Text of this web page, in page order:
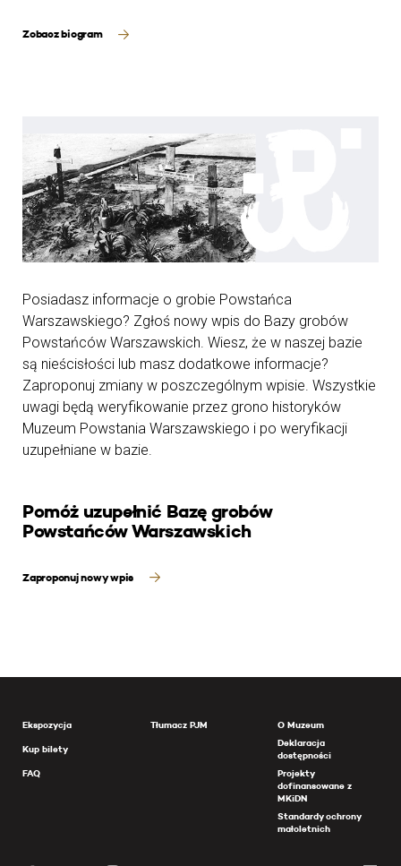
Zobacz biogram
Posiadasz informacje o grobie Powstańca
Warszawskiego? Zgłoś nowy wpis do Bazy grobów
Powstańców Warszawskich. Wiesz, że w naszej bazie
są nieścisłości lub masz dodatkowe informacje?
Zaproponuj zmiany w poszczególnym wpisie. Wszystkie
uwagi będą weryfikowanie przez grono historyków
Muzeum Powstania Warszawskiego i po weryfikacji
uzupełniane w bazie.
Pomóż uzupełnić Bazę grobów
Powstańców Warszawskich
Zaproponuj nowy wpis
Ekspozycja
Kup bilety
FAQ
Tłumacz PJM
O Muzeum
Deklaracja
dostępności
Projekty
dofinansowane z
MKiDN
Standardy ochrony
małoletnich